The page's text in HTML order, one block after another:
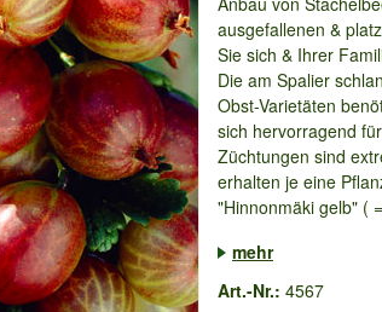
ausgefallenen &
Sie sich & Ihrer
Die am Spalier
Obst-Varietäten
sich hervorragend
Züchtungen sind
erhalten je eine
"Hinnonmäki gelb" (
... mehr
Art.-Nr.: 4567